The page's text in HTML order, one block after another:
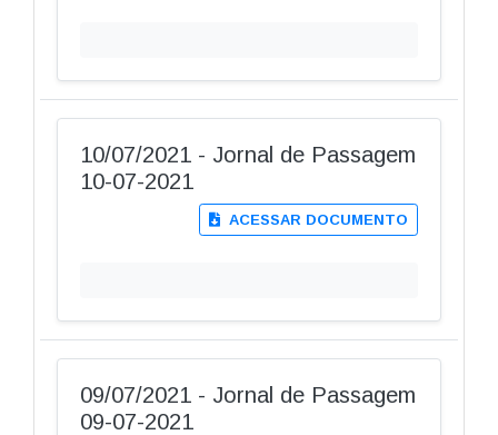
10/07/2021 - Jornal de Passagem
10-07-2021
ACESSAR DOCUMENTO
09/07/2021 - Jornal de Passagem
09-07-2021